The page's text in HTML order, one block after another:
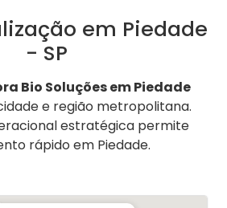
em Piedade
- SP
Bio Soluções em Piedade
e região metropolitana.
estratégica permite
rápido em Piedade.